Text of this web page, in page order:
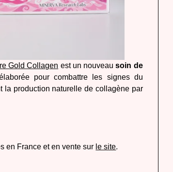
Gold Collagen est un nouveausoin de
pour combattre les signes du
la production naturelle de collagène par
en France et en vente sur le site.